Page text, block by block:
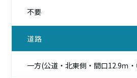
不要
道路
一方(公道・北東側・間口12.9ｍ